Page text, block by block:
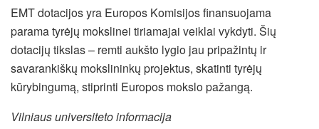
EMT dotacijos yra Europos Komisijos finansuojama
parama tyrėjų mokslinei tiriamajai veiklai vykdyti. Šių
dotacijų tikslas – remti aukšto lygio jau pripažintų ir
savarankiškų mokslininkų projektus, skatinti tyrėjų
kūrybingumą, stiprinti Europos mokslo pažangą.
Vilniaus universiteto informacija